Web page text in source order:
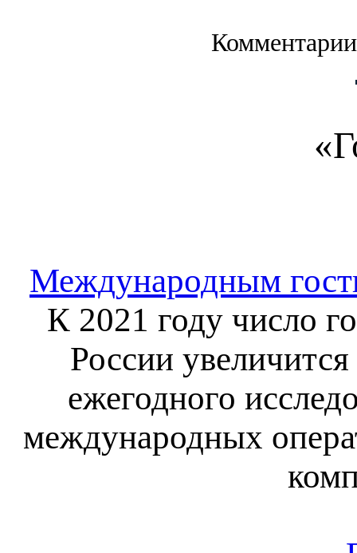
Международным
К 2021 году число
России
ежегодного
международных